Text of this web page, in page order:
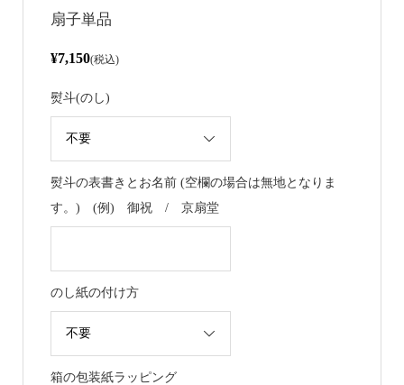
扇子単品
¥7,150(税込)
熨斗(のし)
熨斗の表書きとお名前 (空欄の場合は無地となりま
す。) (例) 御祝 / 京扇堂
のし紙の付け方
箱の包装紙ラッピング